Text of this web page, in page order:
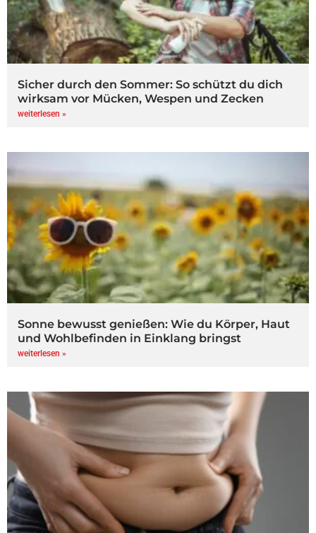
Sicher durch den Sommer: So schützt du dich
wirksam vor Mücken, Wespen und Zecken
weiterlesen »
Sonne bewusst genießen: Wie du Körper, Haut
und Wohlbefinden in Einklang bringst
weiterlesen »